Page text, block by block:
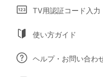
TV用認証コード入力
使い方ガイド
ヘルプ・お問い合わ